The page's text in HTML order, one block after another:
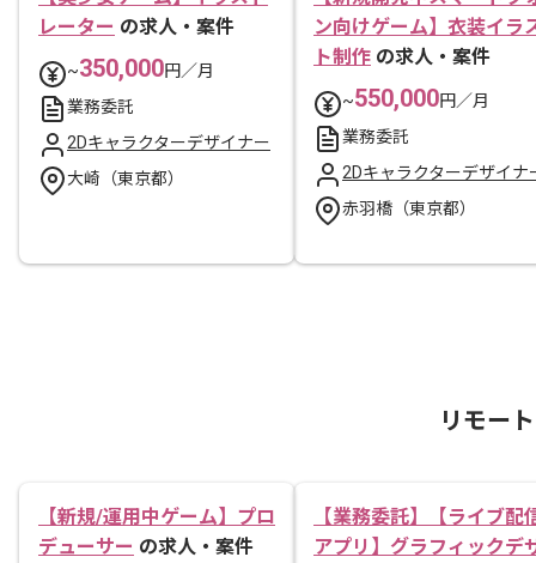
レーター の求人・案件
~350,000円／月
業務委託
2Dキャラクターデザイナー
大崎（東京都）
ン向けゲーム】衣装イラ
ト制作 の求人・案件
~550,000円／月
業務委託
2Dキャラクターデザイナ
赤羽橋（東京都）
リモー
【新規/運用中ゲーム】プロ
デューサー の求人・案件
【業務委託】【ライブ配
アプリ】グラフィックデ